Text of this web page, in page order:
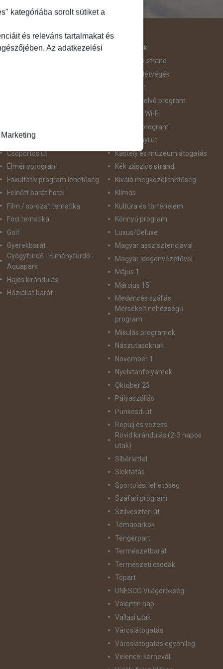
Útjellemző
Adventi út
Csillagtúra
Csoportos út
Élményprogram
Fakultatív program lehetőség
Felnőtt barát hotel
Film / sorozat tematika
Foci tematika
Golf
Gyerekbarát
Gyógyfürdő - Élményfürdő -
Aquapark
Hajós kirándulás
Háziállat barát
Hegyvidék
Homokos strand
Hosszú Hétvégék
Húsvéti út
idegennyelvű program
Ingyenes Wi-Fi
Intenzív program
Karácsonyi út
Kastély és múzeumlátogatás
Kék zászlós strand
Kiváló megközelíthetőség
Klímás
Kultúra és történelem
Könnyű program
Luxus/Deluxe
Magyar asszisztenciával
Magyar idegenvezetővel
Május 1
Március 15
Medencés szállás
Mérsékelt nehézségű
program
Mikulás programok
Nászutasoknak
November 1
Nyelvtanfolyamok
Október 23
Pályaszállás
Pünkösdi út
Repülj és vezess
Rövid kirándulás (2-3 napos
utak)
Síbérlettel
Síoktatás
Sportolási lehetőség
Szafari program
Szilveszteri út
Témaparkok
Tengerpart
Természetbarát
Természeti csodák
Tópart
UNESCO Világörökség
Valentin nap
Vallási utak
Városlátogatás
Városlátogatás egyénileg
Velencei karnevál
kategóriába sorolt sütiket a
és releváns tartalmakat és
Az adatkezelési
Marketing